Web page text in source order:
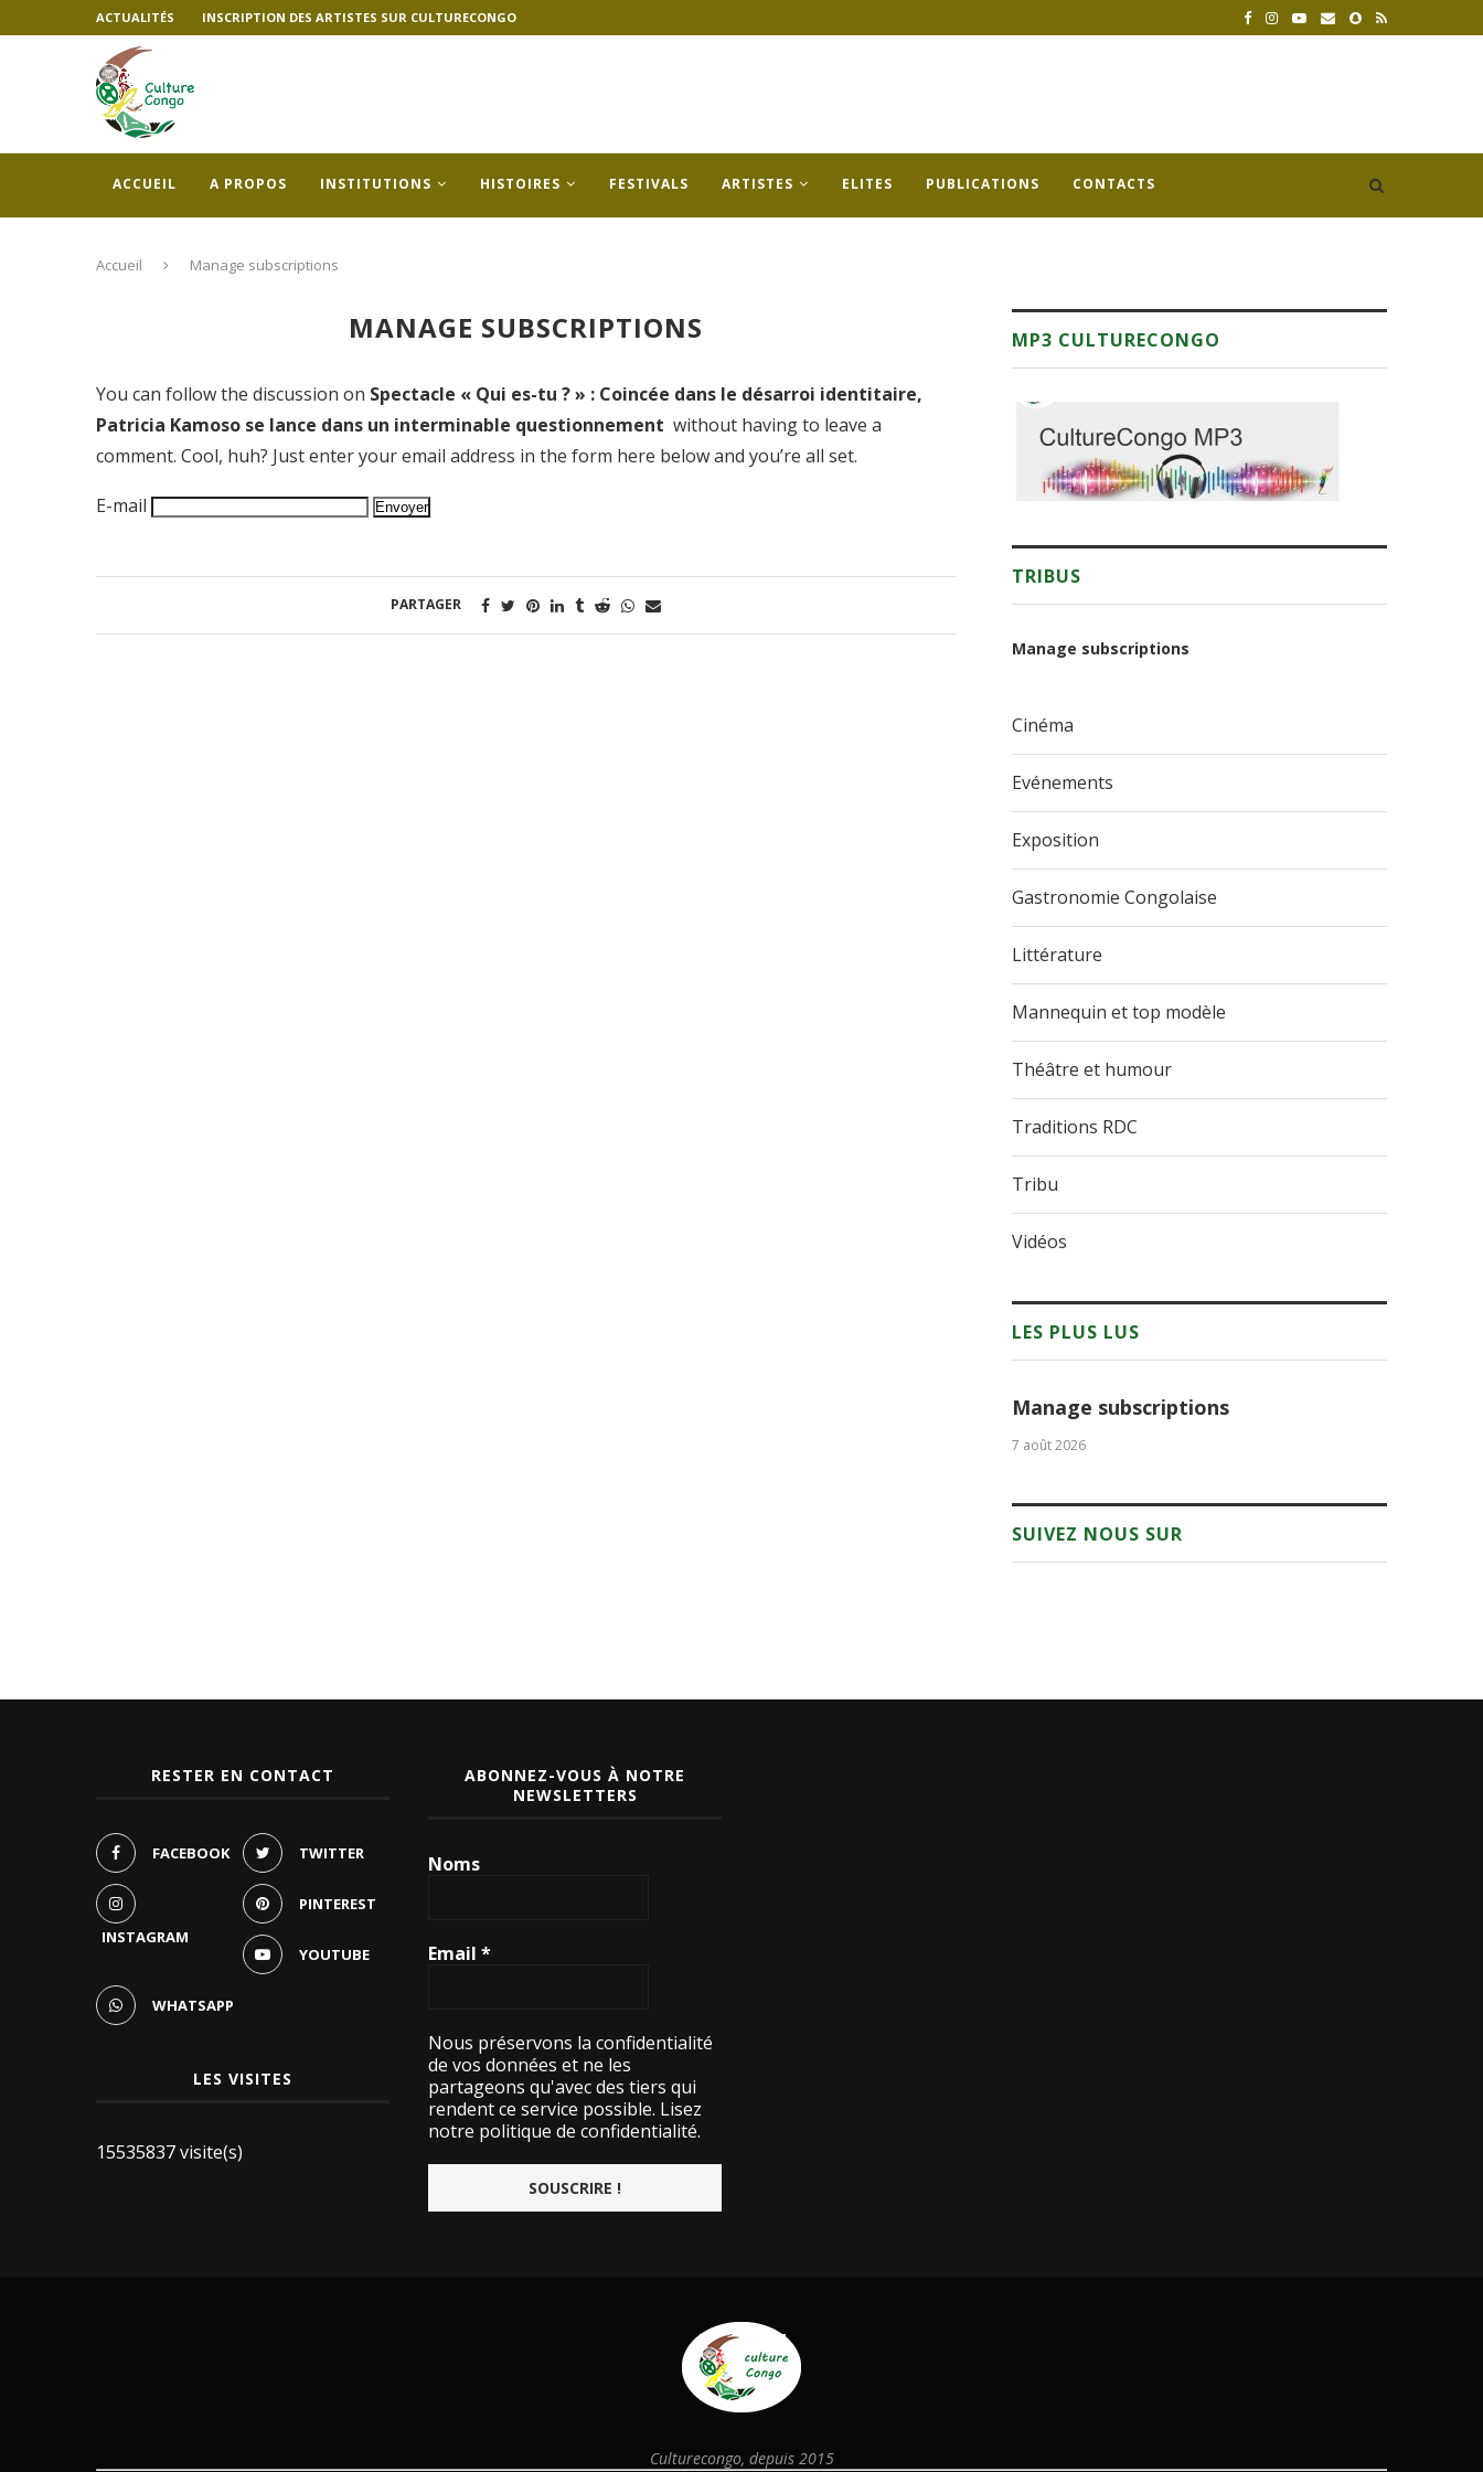
ACTUALITÉS INSCRIPTION DES ARTISTES SUR CULTURECONGO
ACCUEIL A PROPOS INSTITUTIONS HISTOIRES FESTIVALS ARTISTES ELITES PUBLICATIONS CONTACTS
Accueil Manage subscriptions
MANAGE SUBSCRIPTIONS
You can follow the discussion on Spectacle « Qui es-tu ? » : Coincée dans le désarroi identitaire,
Patricia Kamoso se lance dans un interminable questionnement without having to leave a
comment. Cool, huh? Just enter your email address in the form here below and you’re all set.
E-mail
PARTAGER
MP3 CULTURECONGO
TRIBUS
Manage subscriptions
Cinéma
Evénements
Exposition
Gastronomie Congolaise
Littérature
Mannequin et top modèle
Théâtre et humour
Traditions RDC
Tribu
Vidéos
LES PLUS LUS
Manage subscriptions
7 août 2026
SUIVEZ NOUS SUR
RESTER EN CONTACT
FACEBOOK TWITTER
INSTAGRAM
PINTEREST
YOUTUBE
WHATSAPP
LES VISITES
15535837 visite(s)
ABONNEZ-VOUS À NOTRE
NEWSLETTERS
Noms
Email*
Nous préservons la confidentialité
de vos données et ne les
partageons qu'avec des tiers qui
rendent ce service possible. Lisez
notre politique de confidentialité.
Culturecongo, depuis 2015